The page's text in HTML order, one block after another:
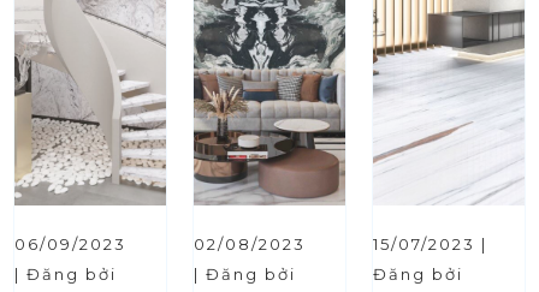
thực hiện
công việc
hàng ngày.
Mà còn là yếu
tố quan
trọng góp
phần quyết...
rào?Hãy
cùng KDL
Company tìm
hiểu top 10
mẫu...
quan trọng
nhất. Và một
trong những
loại vật liệu
được nhiều...
06/09/2023
| Đăng bởi
02/08/2023
| Đăng bởi
15/07/2023 |
Đăng bởi